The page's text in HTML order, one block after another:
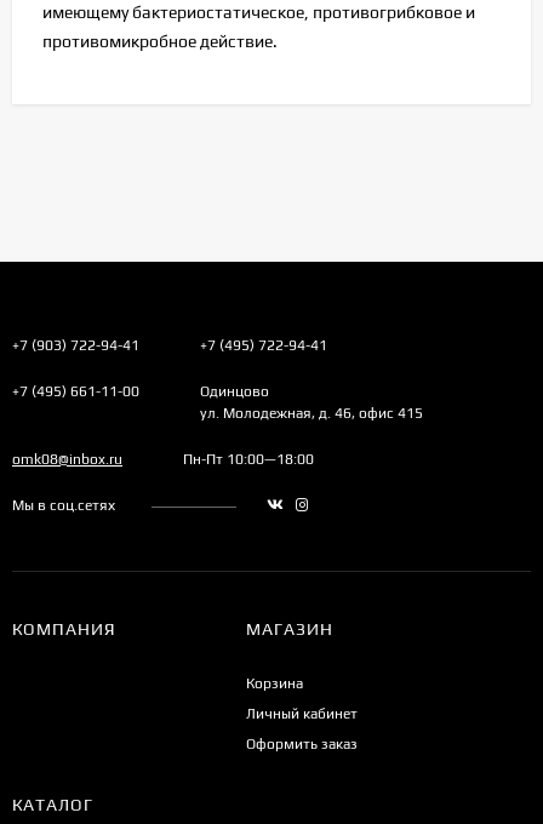
имеющему бактериостатическое, противогрибковое и
противомикробное действие.
+7 (903) 722-94-41 +7 (495) 722-94-41
+7 (495) 661-11-00
Одинцово
ул. Молодежная, д. 46, офис 415
omk08@inbox.ru Пн-Пт 10:00—18:00
Мы в соц.сетях
КОМПАНИЯ МАГАЗИН
Корзина
Личный кабинет
Оформить заказ
КАТАЛОГ